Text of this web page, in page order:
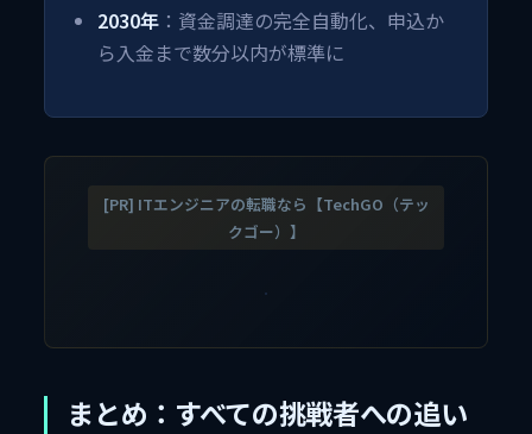
2030年 ：資金調達の完全自動化、申込か
ら入金まで数分以内が標準に
[PR] ITエンジニアの転職なら【TechGO（テッ
クゴー）】
まとめ：すべての挑戦者への追い